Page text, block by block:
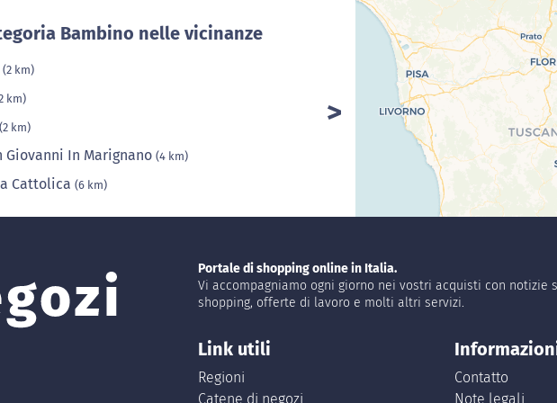
Bambino nelle vicinanze
(2 km)
km)
(2 km)
Giovanni In Marignano (4 km)
a Cattolica (6 km)
Portale di shopping online in Italia.
Vi accompagniamo ogni giorno nei vostri acquisti con notizie
shopping, offerte di lavoro e molti altri servizi.
Link utili
Regioni
Catene di negozi
Contatto
Note legali